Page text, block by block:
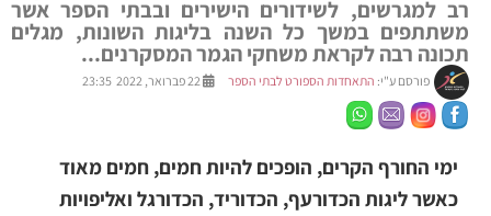
רב למגרשים, לשידורים הישירים ובבתי הספר אשר
משתתפים במשך כל השנה בליגות השונות, מגלים
תכונה רבה לקראת משחקי הגמר המסקרנים...
פורסם ע"י: התאחדות הספורט לבתי הספר
ימי החורף הקרים, הופכים להיות חמים, חמים מאוד
כאשר ליגות הכדורעף, הכדוריד, הכדורגל ואליפויות